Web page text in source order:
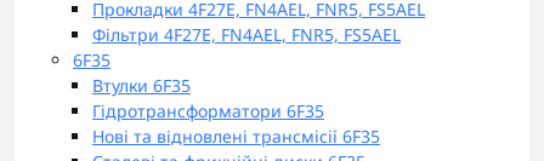
Прокладки 4F27E, FN4AEL, FNR5, FS5AEL
Фільтри 4F27E, FN4AEL, FNR5, FS5AEL
6F35
Втулки 6F35
Гідротрансформатори 6F35
Нові та відновлені трансмісії 6F35